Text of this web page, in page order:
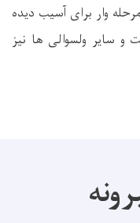
وار برای آسیب دیده
و سایر ولسوالی ها نیز